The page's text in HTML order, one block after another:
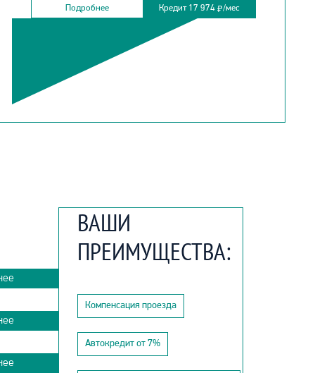
Подробнее Кредит 17 974 ₽/мес
ВАШИ
ПРЕИМУЩЕСТВА:
Компенсация проезда
Автокредит от 7%